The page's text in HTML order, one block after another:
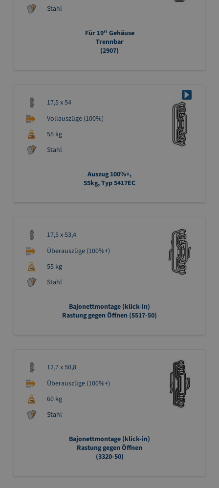
Stahl
Für 19" Gehäuse
Trennbar
(2907)
17,5 x 54
Vollauszüge (100%)
55 kg
Stahl
Auszug 100%+,
55kg, Typ 5417EC
17,5 x 53,4
Überauszüge (100%+)
55 kg
Stahl
Bajonettmontage (klick-in)
Rastung gegen Öffnen (5517-50)
12,7 x 50,8
Überauszüge (100%+)
60 kg
Stahl
Bajonettmontage (klick-in)
Rastung gegen Öffnen
(3320-50)